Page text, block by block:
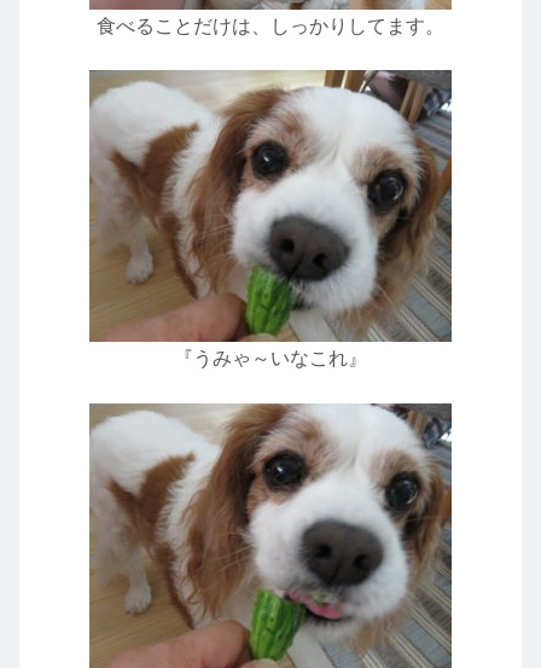
食べることだけは、しっかりしてます。
『うみゃ～いなこれ』